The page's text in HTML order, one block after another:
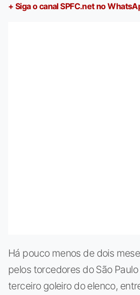
+ Siga o canal SPFC.net no
Há pouco menos de dois
pelos torcedores do São
terceiro goleiro do elenco,